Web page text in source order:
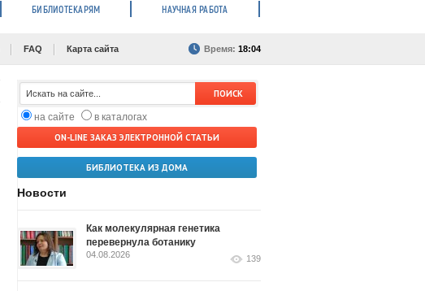
БИБЛИОТЕКАРЯМ НАУЧНАЯ РАБОТА
FAQ Карта сайта Время: 18:04
на сайте
в каталогах
ON-LINE ЗАКАЗ ЭЛЕКТРОННОЙ СТАТЬИ
БИБЛИОТЕКА ИЗ ДОМА
Новости
Как молекулярная генетика
перевернула ботанику
04.08.2026 139